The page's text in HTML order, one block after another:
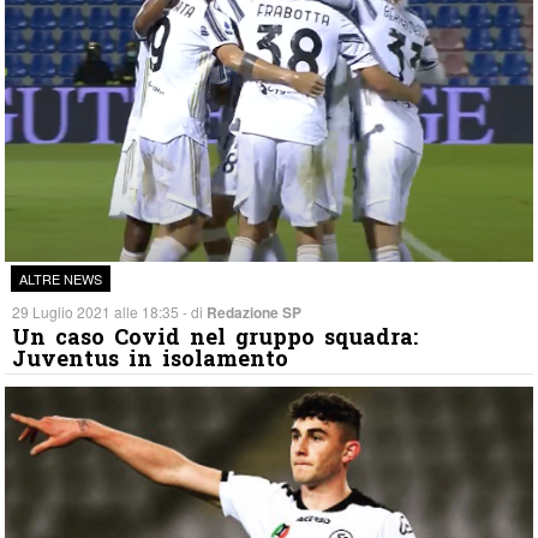
ALTRE NEWS
29 Luglio 2021 alle 18:35 - di Redazione SP
Un caso Covid nel gruppo squadra:
Juventus in isolamento